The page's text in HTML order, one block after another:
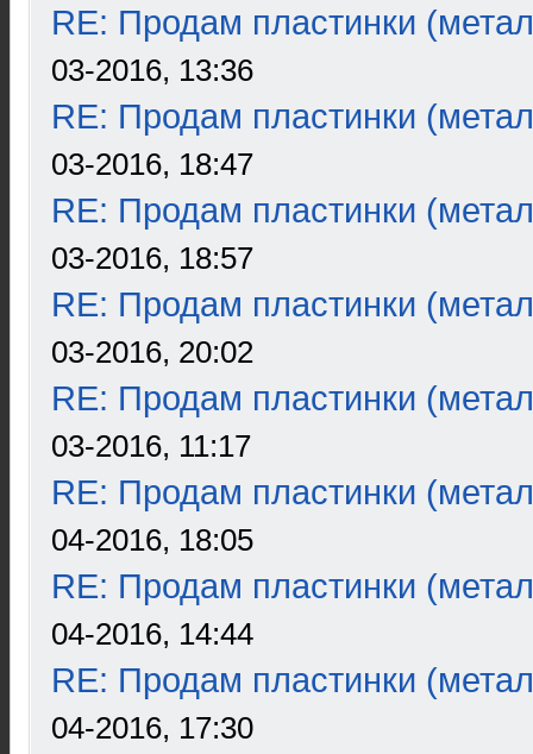
RE: Продам пластинки
03-2016, 13:36
RE: Продам пластинки
03-2016, 18:47
RE: Продам пластинки
03-2016, 18:57
RE: Продам пластинки
03-2016, 20:02
RE: Продам пластинки
03-2016, 11:17
RE: Продам пластинки
04-2016, 18:05
RE: Продам пластинки
04-2016, 14:44
RE: Продам пластинки
04-2016, 17:30